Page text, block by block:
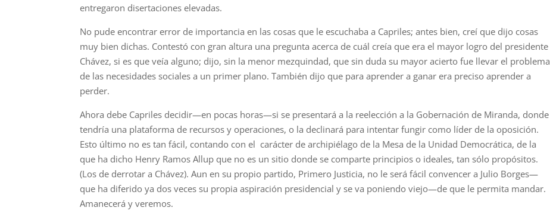
entregaron disertaciones elevadas.
No pude encontrar error de importancia en las cosas que le escuchaba a Capriles; antes bien, creí que dijo cosas
muy bien dichas. Contestó con gran altura una pregunta acerca de cuál creía que era el mayor logro del presidente
Chávez, si es que veía alguno; dijo, sin la menor mezquindad, que sin duda su mayor acierto fue llevar el problema
de las necesidades sociales a un primer plano. También dijo que para aprender a ganar era preciso aprender a
perder.
Ahora debe Capriles decidir—en pocas horas—si se presentará a la reelección a la Gobernación de Miranda, donde
tendría una plataforma de recursos y operaciones, o la declinará para intentar fungir como líder de la oposición.
Esto último no es tan fácil, contando con el carácter de archipiélago de la Mesa de la Unidad Democrática, de la
que ha dicho Henry Ramos Allup que no es un sitio donde se comparte principios o ideales, tan sólo propósitos.
(Los de derrotar a Chávez). Aun en su propio partido, Primero Justicia, no le será fácil convencer a Julio Borges—
que ha diferido ya dos veces su propia aspiración presidencial y se va poniendo viejo—de que le permita mandar.
Amanecerá y veremos.